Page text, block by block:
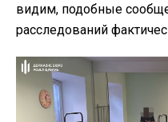
видим, подобные
расследований